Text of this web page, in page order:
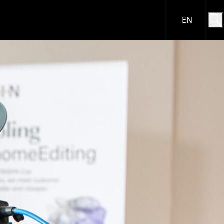
Blick
Blick &
schließen
Offene Stellen in der
Unternehmensgruppe
Menü schließen
EN